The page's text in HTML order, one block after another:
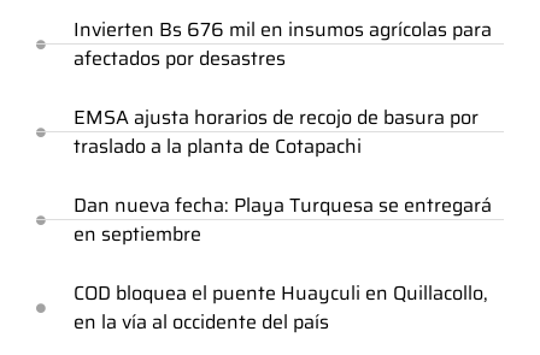
Invierten Bs 676 mil en insumos agrícolas para
afectados por desastres
EMSA ajusta horarios de recojo de basura por
traslado a la planta de Cotapachi
Dan nueva fecha: Playa Turquesa se entregará
en septiembre
COD bloquea el puente Huayculi en Quillacollo,
en la vía al occidente del país